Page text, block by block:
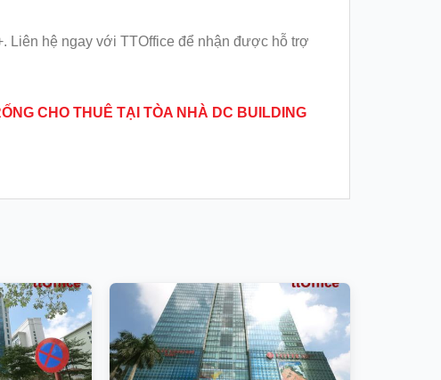
Liên hệ ngay với TTOffice để nhận được hỗ trợ
CHO THUÊ TẠI TÒA NHÀ DC BUILDING